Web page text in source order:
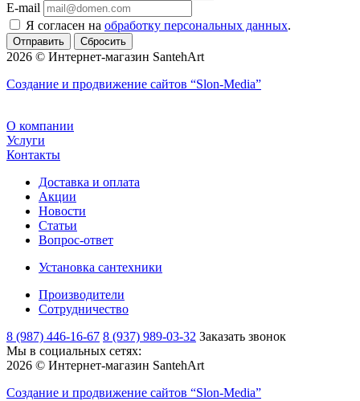
E-mail
Я согласен на обработку персональных данных.
Сбросить
2026 © Интернет-магазин SantehArt
Создание и продвижение сайтов “Slon-Media”
О компании
Услуги
Контакты
Доставка и оплата
Акции
Новости
Статьи
Вопрос-ответ
Установка сантехники
Производители
Сотрудничество
8 (987) 446-16-67 8 (937) 989-03-32 Заказать звонок
Мы в социальных сетях:
2026 © Интернет-магазин SantehArt
Создание и продвижение сайтов “Slon-Media”